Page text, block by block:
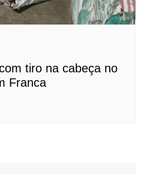
tiro na cabeça no
Franca